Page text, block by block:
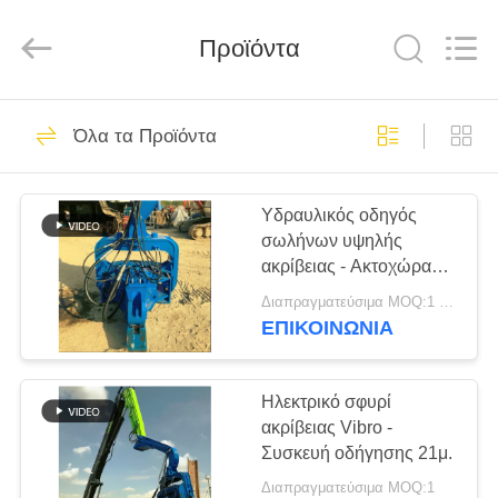
ΣΠΊΤΙ
ΠΡΟΪΌΝΤΑ
ΠΑΡΟΥΣΙΆΣΤΕ
ΠΕΡΊΠΟΥ
ΕΜΕΊΣ
ΓΎΡΟΣ
Machinery
υδραυλικών
πασσάλων
πρόγραμμα
οδήγησης
122
Εκσκαφέας
συναρμολογημένα
86
Προϊόντα
Όλα τα Προϊόντα
Υδραυλικός οδηγός
σωλήνων υψηλής
ακρίβειας - Ακτοχώρας
για δέμα H
Διαπραγματεύσιμα MOQ:1 σύνολο
ΕΠΙΚΟΙΝΩΝΙΑ
Ηλεκτρικό σφυρί
ακρίβειας Vibro -
Συσκευή οδήγησης 21μ.
Διαπραγματεύσιμα MOQ:1